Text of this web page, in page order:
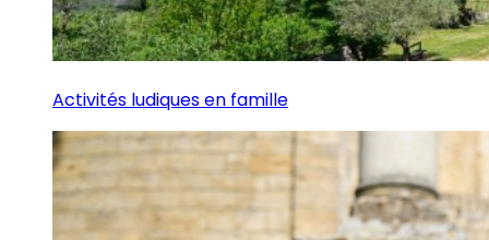
Activités ludiques en famille